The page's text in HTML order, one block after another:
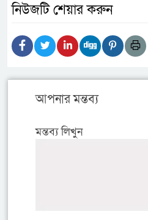
নিউজটি শেয়ার করুন
আপনার মন্তব্য
মন্তব্য লিখুন